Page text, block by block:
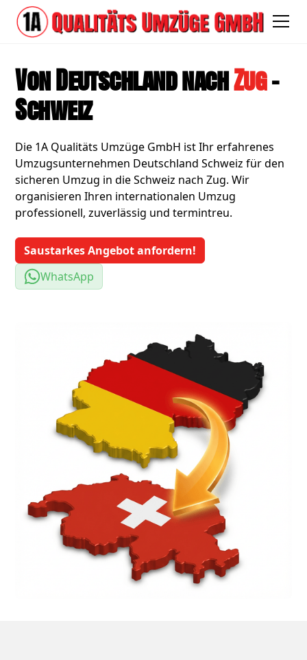
Von Deutschland nachZug-
Schweiz
Die 1A Qualitäts Umzüge GmbH ist Ihr erfahrenes
Umzugsunternehmen Deutschland Schweiz für den
sicheren Umzug in die Schweiz nach Zug. Wir
organisieren Ihren internationalen Umzug
professionell, zuverlässig und termintreu.
Saustarkes Angebot anfordern!
WhatsApp